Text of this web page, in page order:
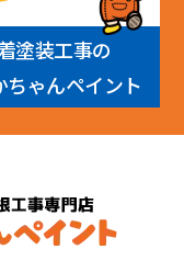
塗装工事の
ゃんペイント